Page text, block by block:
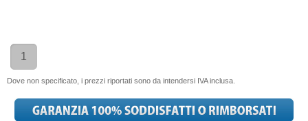
1
Dove non specificato, i prezzi riportati sono da intendersi IVA inclusa.